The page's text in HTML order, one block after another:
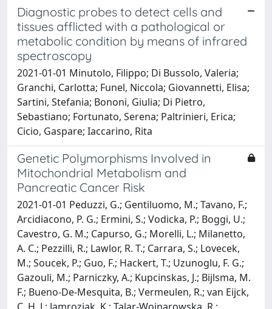
Diagnostic probes to detect cells and
tissues afflicted with a pathological or
metabolic condition by means of infrared
spectroscopy
2021-01-01 Minutolo, Filippo; Di Bussolo, Valeria;
Granchi, Carlotta; Funel, Niccola; Giovannetti, Elisa;
Sartini, Stefania; Bononi, Giulia; Di Pietro,
Sebastiano; Fortunato, Serena; Paltrinieri, Erica;
Cicio, Gaspare; Iaccarino, Rita
Genetic Polymorphisms Involved in
Mitochondrial Metabolism and
Pancreatic Cancer Risk
2021-01-01 Peduzzi, G.; Gentiluomo, M.; Tavano, F.;
Arcidiacono, P. G.; Ermini, S.; Vodicka, P.; Boggi, U.;
Cavestro, G. M.; Capurso, G.; Morelli, L.; Milanetto,
A. C.; Pezzilli, R.; Lawlor, R. T.; Carrara, S.; Lovecek,
M.; Soucek, P.; Guo, F.; Hackert, T.; Uzunoglu, F. G.;
Gazouli, M.; Parniczky, A.; Kupcinskas, J.; Bijlsma, M.
F.; Bueno-De-Mesquita, B.; Vermeulen, R.; van Eijck,